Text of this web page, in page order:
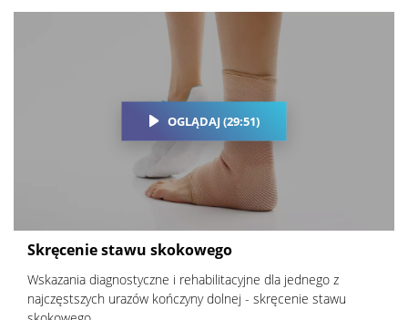
OGLĄDAJ (29:51)
Skręcenie stawu skokowego
Wskazania diagnostyczne i rehabilitacyjne dla jednego z
najczęstszych urazów kończyny dolnej - skręcenie stawu